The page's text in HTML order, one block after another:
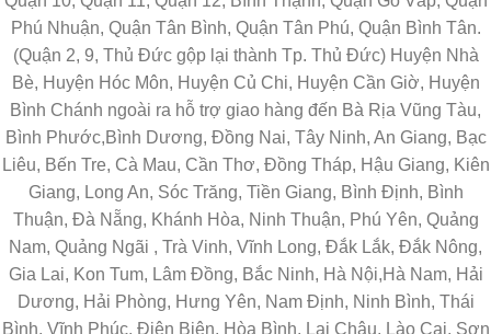
Phú Nhuận, Quận Tân Bình, Quận Tân Phú, Quận Bình Tân.
(Quận 2, 9, Thủ Đức gộp lại thành Tp. Thủ Đức) Huyện Nhà
Bè, Huyện Hóc Môn, Huyện Củ Chi, Huyện Cần Giờ, Huyện
Bình Chánh ngoài ra hỗ trợ giao hàng đến Bà Rịa Vũng Tàu,
Bình Phước,Bình Dương, Đồng Nai, Tây Ninh, An Giang, Bạc
Liêu, Bến Tre, Cà Mau, Cần Thơ, Đồng Tháp, Hậu Giang, Kiên
Giang, Long An, Sóc Trăng, Tiền Giang, Bình Định, Bình
Thuận, Đà Nẵng, Khánh Hòa, Ninh Thuận, Phú Yên, Quảng
Nam, Quảng Ngãi , Trà Vinh, Vĩnh Long, Đắk Lắk, Đắk Nông,
Gia Lai, Kon Tum, Lâm Đồng, Bắc Ninh, Hà Nội,Hà Nam, Hải
Dương, Hải Phòng, Hưng Yên, Nam Định, Ninh Bình, Thái
Bình, Vĩnh Phúc, Điện Biên, Hòa Bình, Lai Châu, Lào Cai, Sơn